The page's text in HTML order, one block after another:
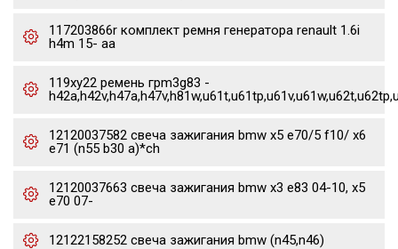
117203866r комплект ремня генератора renault 1.6i
h4m 15- aa
119xy22 ремень грm3g83 -
12120037582 свеча зажигания bmw x5 e70/5 f10/ x6
e71 (n55 b30 a)*ch
12120037663 свеча зажигания bmw x3 e83 04-10, x5
e70 07-
12122158252 свеча зажигания bmw (n45,n46)